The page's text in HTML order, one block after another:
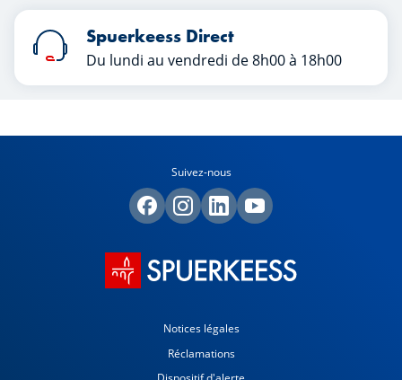
Spuerkeess Direct
Du lundi au vendredi de 8h00 à 18h00
Suivez-nous
Notices légales
Réclamations